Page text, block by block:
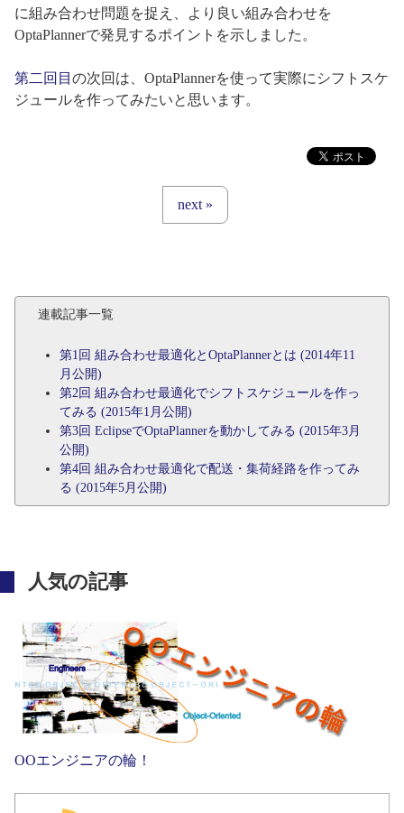
に組み合わせ問題を捉え、より良い組み合わせを
OptaPlannerで発見するポイントを示しました。
第二回目 の次回は、OptaPlannerを使って実際にシフトスケ
ジュールを作ってみたいと思います。
next »
連載記事一覧
第1回 組み合わせ最適化とOptaPlannerとは (2014年11
月公開)
第2回 組み合わせ最適化でシフトスケジュールを作っ
てみる (2015年1月公開)
第3回 EclipseでOptaPlannerを動かしてみる (2015年3月
公開)
第4回 組み合わせ最適化で配送・集荷経路を作ってみ
る (2015年5月公開)
人気の記事
OOエンジニアの輪！